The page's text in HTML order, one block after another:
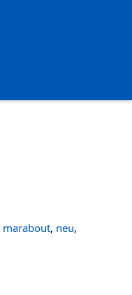
marabout, neu,